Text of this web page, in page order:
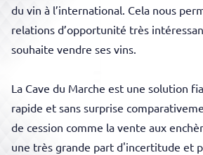
du vin à l’international. Cela nous
relations d’opportunité très
souhaite vendre ses vins.
La Cave du Marche est une solution
rapide et sans surprise
de cession comme la vente aux
une très grande part d'incertitude et